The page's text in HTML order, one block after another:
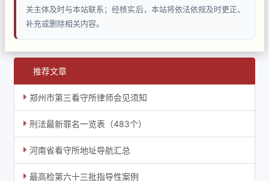
关主体及时与本站联系；经核实后，本站将依法依规及时更正、
补充或删除相关内容。
推荐文章
郑州市第三看守所律师会见须知
刑法最新罪名一览表（483个）
河南省看守所地址导航汇总
最高检第六十三批指导性案例